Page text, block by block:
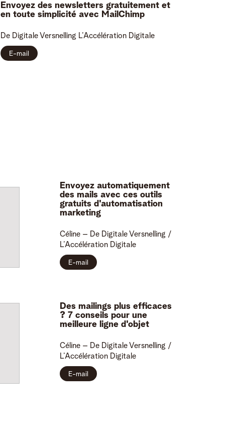
Envoyez des newsletters gratuitement et
en toute simplicité avec MailChimp
De Digitale Versnelling L’Accélération Digitale
E-mail
Envoyez automatiquement
des mails avec ces outils
gratuits d'automatisation
marketing
Céline – De Digitale Versnelling /
L’Accélération Digitale
E-mail
Des mailings plus efficaces
? 7 conseils pour une
meilleure ligne d'objet
Céline – De Digitale Versnelling /
L’Accélération Digitale
E-mail